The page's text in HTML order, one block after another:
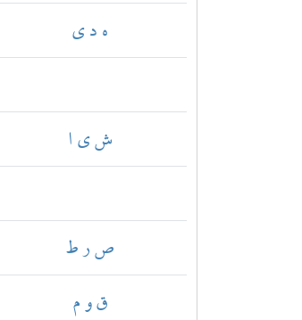
ه د ي
ش ي ا
ص ر ط
ق و م